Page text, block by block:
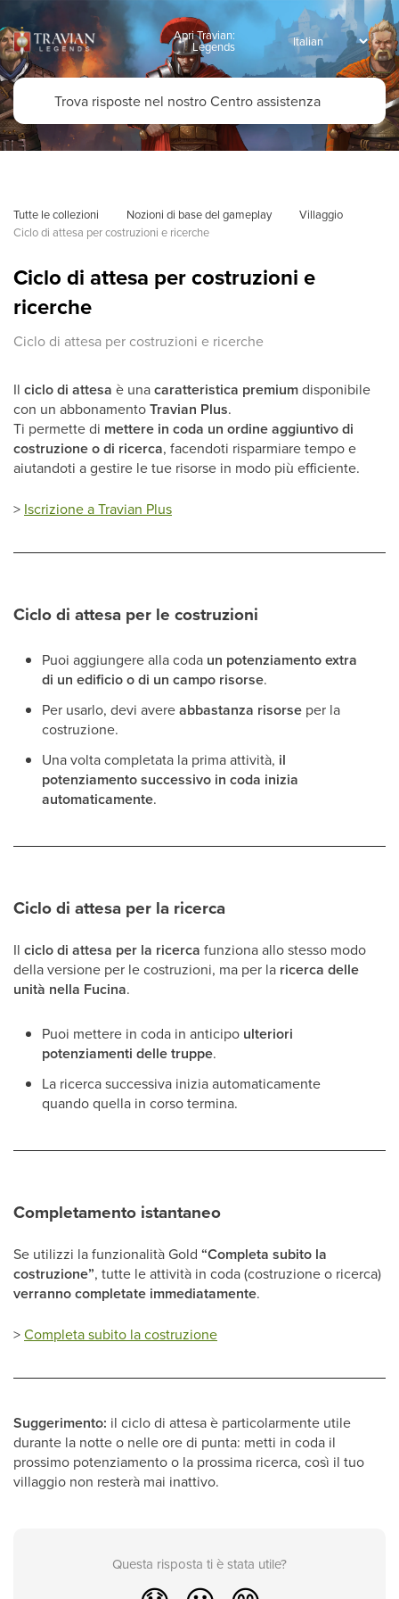
Apri Travian:
Legends
Tutte le collezioni Nozioni di base del gameplay
Villaggio
Ciclo di attesa per costruzioni e ricerche
Ciclo di attesa per costruzioni e
ricerche
Ciclo di attesa per costruzioni e ricerche
Il ciclo di attesa è unacaratteristica premiumdisponibile
con un abbonamentoTravian Plus.
Ti permette di mettere in coda un ordine aggiuntivo di
costruzione o di ricerca, facendoti risparmiare tempo e
aiutandoti a gestire le tue risorse in modo più efficiente.
> Iscrizione a Travian Plus
Ciclo di attesa per le costruzioni
Puoi aggiungere alla coda un potenziamento extra
di un edificio o di un campo risorse.
Per usarlo, devi avereabbastanza risorse per la
costruzione.
Una volta completata la prima attività, il
potenziamento successivo in coda inizia
automaticamente.
Ciclo di attesa per la ricerca
Il ciclo di attesa per la ricerca funziona allo stesso modo
della versione per le costruzioni, ma per la ricerca delle
unità nella Fucina.
Puoi mettere in coda in anticipo ulteriori
potenziamenti delle truppe.
La ricerca successiva inizia automaticamente
quando quella in corso termina.
Completamento istantaneo
Se utilizzi la funzionalità Gold “Completa subito la
costruzione”, tutte le attività in coda (costruzione o ricerca)
verranno completate immediatamente.
>Completa subito la costruzione
Suggerimento: il ciclo di attesa è particolarmente utile
durante la notte o nelle ore di punta: metti in coda il
prossimo potenziamento o la prossima ricerca, così il tuo
villaggio non resterà mai inattivo.
Questa risposta ti è stata utile?